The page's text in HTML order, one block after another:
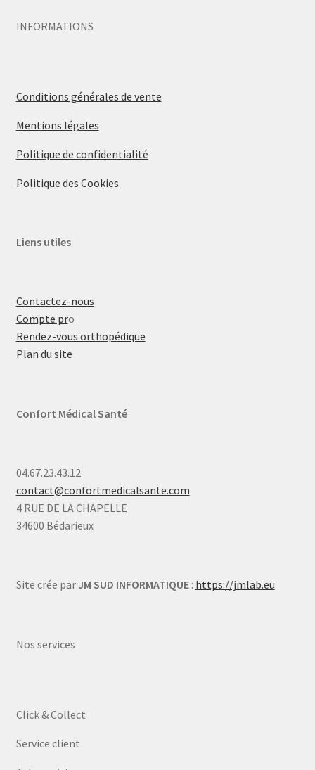
INFORMATIONS
Conditions générales de vente
Mentions légales
Politique de confidentialité
Politique des Cookies
Liens utiles
Contactez-nous
Compte pro
Rendez-vous orthopédique
Plan du site
Confort Médical Santé
04.67.23.43.12
contact@confortmedicalsante.com
4 RUE DE LA CHAPELLE
34600 Bédarieux
Site crée par JM SUD INFORMATIQUE: https://jmlab.eu
Nos services
Click & Collect
Service client